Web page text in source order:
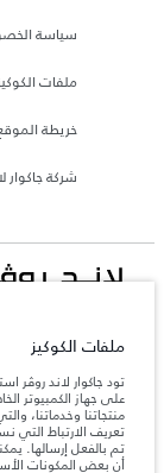
سياسة
ملفات
خريطة
شركة جاكوار
تونس, ألفا انترناسيونال
تعكس الأوزان المذكورة
العناصر المثبتة بعد
والحد الأقصى لأحمال
والحمولة.
ملفات الكوكيز
تود جاكوار لاند روڤر
على جهاز الكمبيوتر
منتجاتنا وخدماتنا،
تعريف الارتباط التي
تم بالفعل إرسالها.
أن بعض المكونات